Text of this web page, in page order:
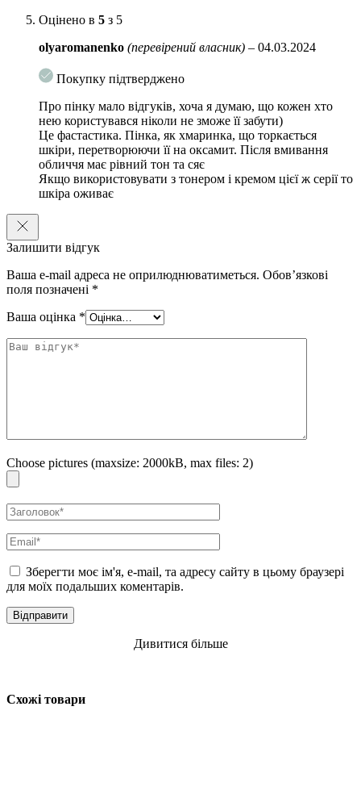
Оцінено в 5 з 5
olyaromanenko (перевірений власник) – 04.03.2024
Покупку підтверджено
Про пінку мало відгуків, хоча я думаю, що кожен хто
нею користувався ніколи не зможе її забути)
Це фастастика. Пінка, як хмаринка, що торкається
шкіри, перетворюючи її на оксамит. Після вмивання
обличчя має рівний тон та сяє
Якщо використовувати з тонером і кремом цієї ж серії то
шкіра оживає
Залишити відгук
Ваша e-mail адреса не оприлюднюватиметься. Обов’язкові
поля позначені *
Ваша оцінка *
Choose pictures (maxsize: 2000kB, max files: 2)
Зберегти моє ім'я, e-mail, та адресу сайту в цьому браузері
для моїх подальших коментарів.
Дивитися більше
Схожі товари